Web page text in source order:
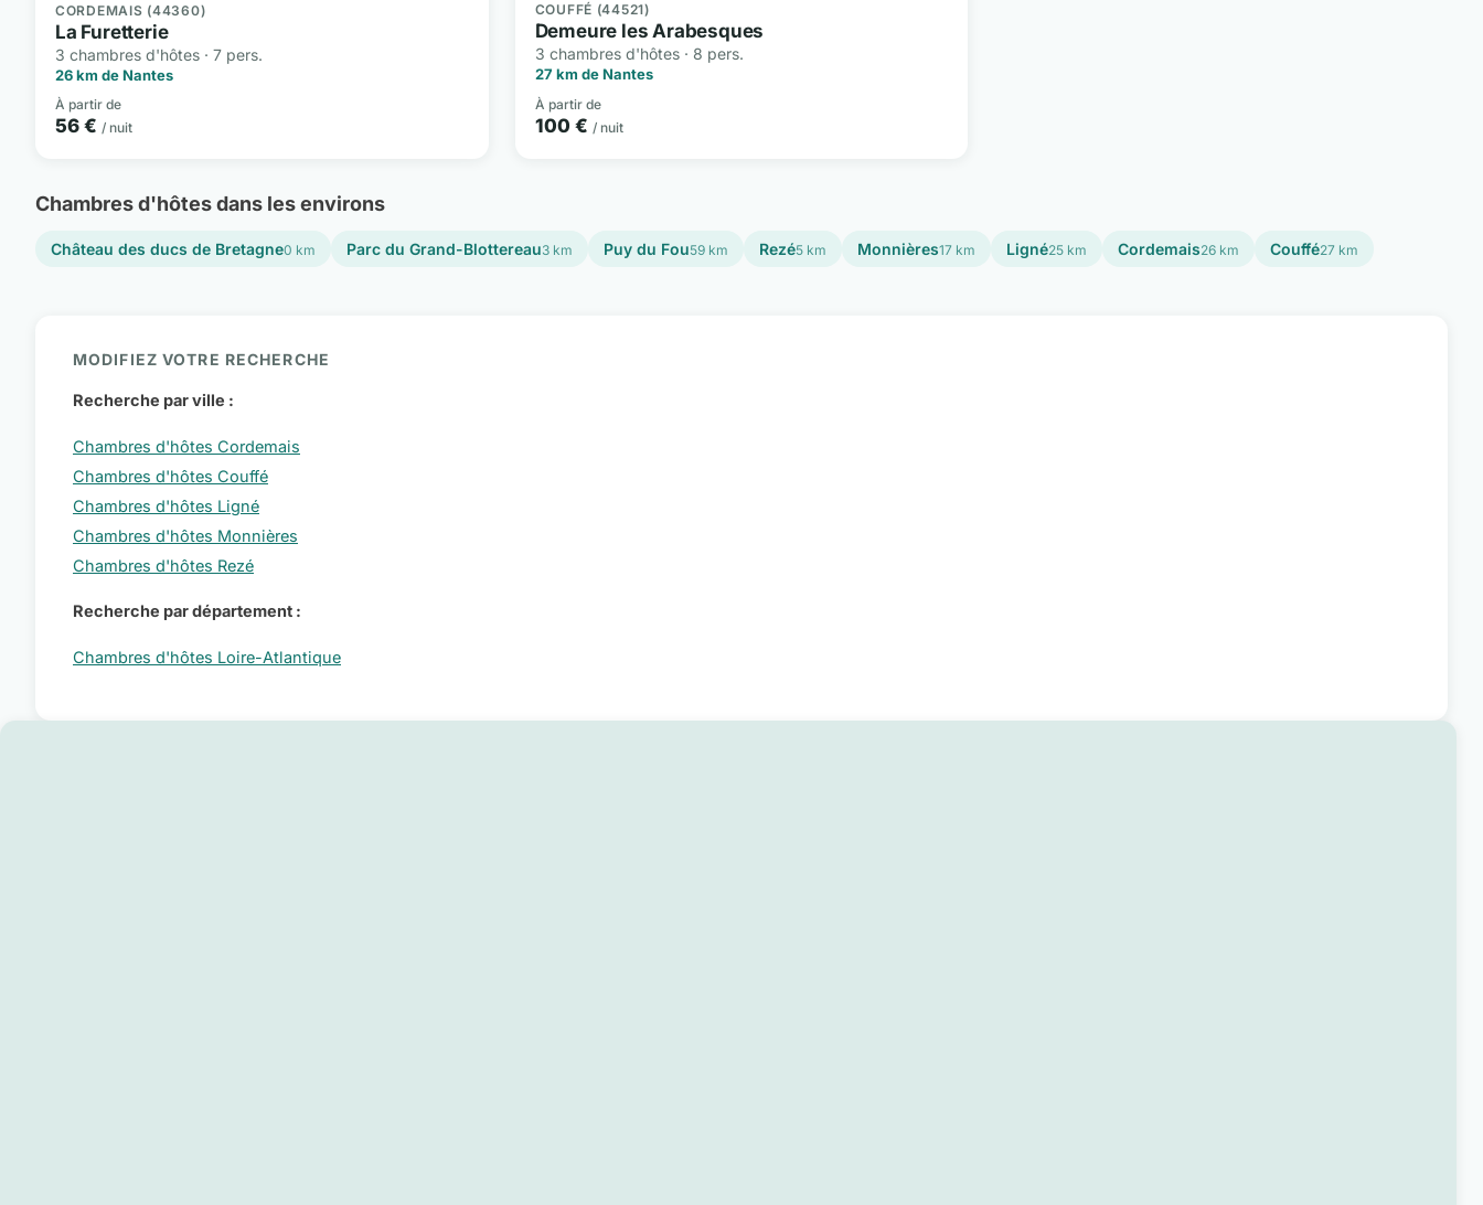
CORDEMAIS (44360)
La Furetterie
3 chambres d'hôtes · 7 pers.
26 km de Nantes
À partir de
56 € / nuit
COUFFÉ (44521)
Demeure les Arabesques
3 chambres d'hôtes · 8 pers.
27 km de Nantes
À partir de
100 € / nuit
Chambres d'hôtes dans les environs
Château des ducs de Bretagne0 km Parc du Grand-Blottereau3 km Puy du Fou59 km Rezé5 km Monnières17 km Ligné25 km Cordemais26 km Couffé27 km
MODIFIEZ VOTRE RECHERCHE
Recherche par ville :
Chambres d'hôtes Cordemais
Chambres d'hôtes Couffé
Chambres d'hôtes Ligné
Chambres d'hôtes Monnières
Chambres d'hôtes Rezé
Recherche par département :
Chambres d'hôtes Loire-Atlantique